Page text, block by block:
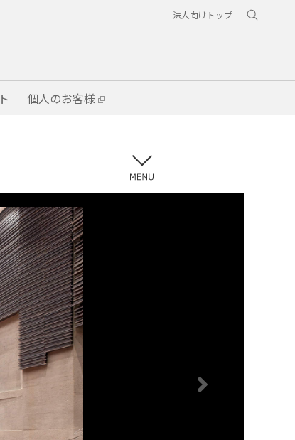
法人向けトップ
個人のお客様